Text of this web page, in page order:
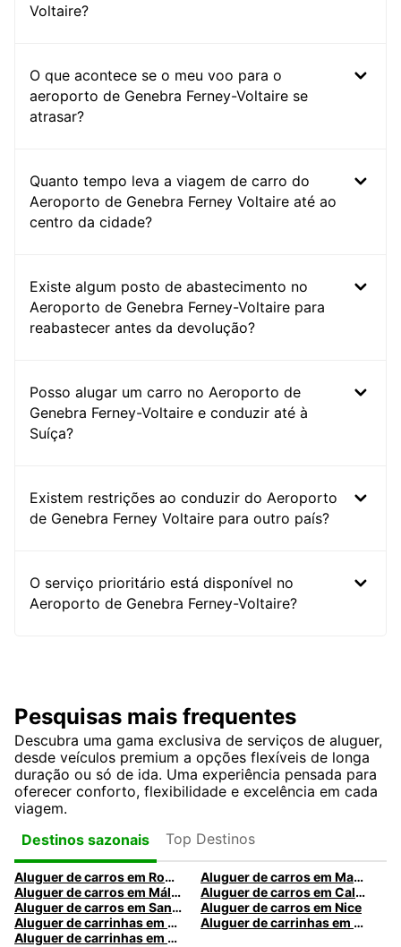
Voltaire?
O que acontece se o meu voo para o
aeroporto de Genebra Ferney-Voltaire se
atrasar?
Quanto tempo leva a viagem de carro do
Aeroporto de Genebra Ferney Voltaire até ao
centro da cidade?
Existe algum posto de abastecimento no
Aeroporto de Genebra Ferney-Voltaire para
reabastecer antes da devolução?
Posso alugar um carro no Aeroporto de
Genebra Ferney-Voltaire e conduzir até à
Suíça?
Existem restrições ao conduzir do Aeroporto
de Genebra Ferney Voltaire para outro país?
O serviço prioritário está disponível no
Aeroporto de Genebra Ferney-Voltaire?
Pesquisas mais frequentes
Descubra uma gama exclusiva de serviços de aluguer,
desde veículos premium a opções flexíveis de longa
duração ou só de ida. Uma experiência pensada para
oferecer conforto, flexibilidade e excelência em cada
viagem.
Destinos sazonais
Top Destinos
Aluguer de carros em Roma
Aluguer de carros em Madrid
Aluguer de carros em Málaga
Aluguer de carros em Caldas da Rainha
Aluguer de carros em Santa Maria da Feira
Aluguer de carros em Nice
Aluguer de carrinhas em Nice
Aluguer de carrinhas em Santa Maria da Feira
Aluguer de carrinhas em Caldas da Rainha